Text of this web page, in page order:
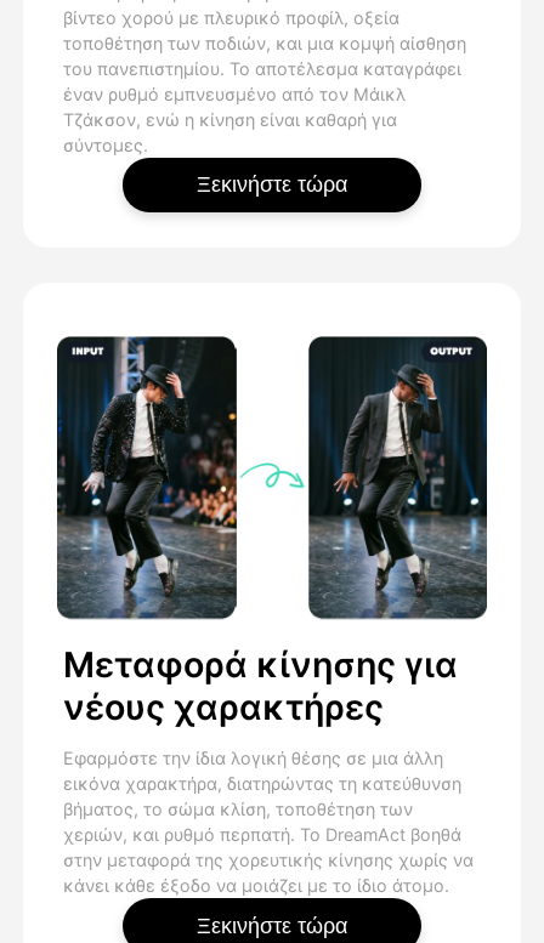
βίντεο χορού με πλευρικό προφίλ, οξεία
τοποθέτηση των ποδιών, και μια κομψή αίσθηση
του πανεπιστημίου. Το αποτέλεσμα καταγράφει
έναν ρυθμό εμπνευσμένο από τον Μάικλ
Τζάκσον, ενώ η κίνηση είναι καθαρή για
σύντομες.
Ξεκινήστε τώρα
Μεταφορά κίνησης για
νέους χαρακτήρες
Εφαρμόστε την ίδια λογική θέσης σε μια άλλη
εικόνα χαρακτήρα, διατηρώντας τη κατεύθυνση
βήματος, το σώμα κλίση, τοποθέτηση των
χεριών, και ρυθμό περπατή. Το DreamAct βοηθά
στην μεταφορά της χορευτικής κίνησης χωρίς να
κάνει κάθε έξοδο να μοιάζει με το ίδιο άτομο.
Ξεκινήστε τώρα